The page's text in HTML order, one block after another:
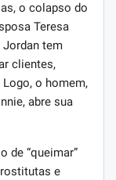
o colapso do
Teresa
Jordan tem
clientes,
o homem,
abre sua
de “queimar”
e